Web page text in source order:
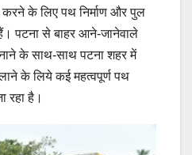
करने के लिए पथ निर्माण और पुल
पटना से बाहर आने-जानेवाले
के साथ-साथ पटना शहर में
के लिये कई महत्वपूर्ण पथ
रहा है।